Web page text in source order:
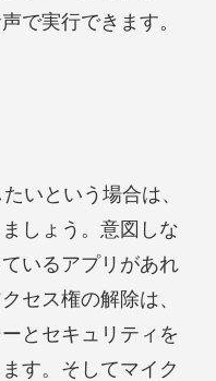
で実行できます。
いという場合は、
しょう。意図しな
いるアプリがあれ
セス権の解除は、
とセキュリティを
す。そしてマイク